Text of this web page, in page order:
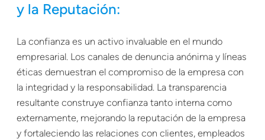
y la Reputación:
La confianza es un activo invaluable en el mundo
empresarial. Los canales de denuncia anónima y líneas
éticas demuestran el compromiso de la empresa con
la integridad y la responsabilidad. La transparencia
resultante construye confianza tanto interna como
externamente, mejorando la reputación de la empresa
y fortaleciendo las relaciones con clientes, empleados